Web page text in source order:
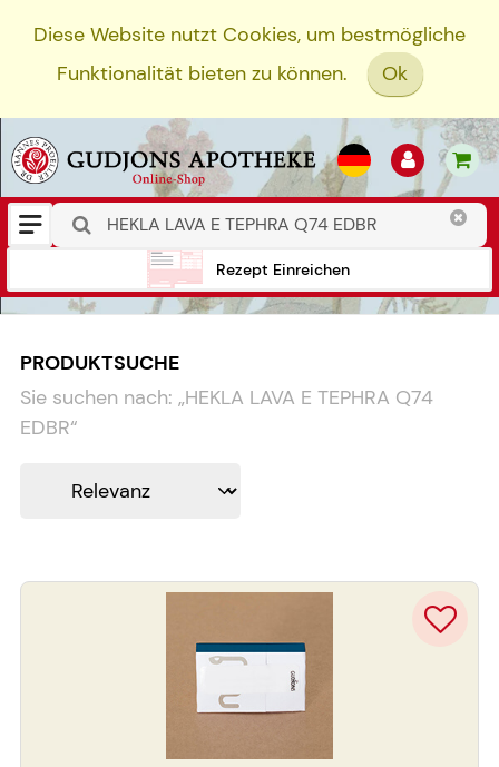
Diese Website nutzt Cookies, um bestmögliche
Funktionalität bieten zu können.
Ok
Rezept Einreichen
PRODUKTSUCHE
Sie suchen nach: „HEKLA LAVA E TEPHRA Q74
EDBR“